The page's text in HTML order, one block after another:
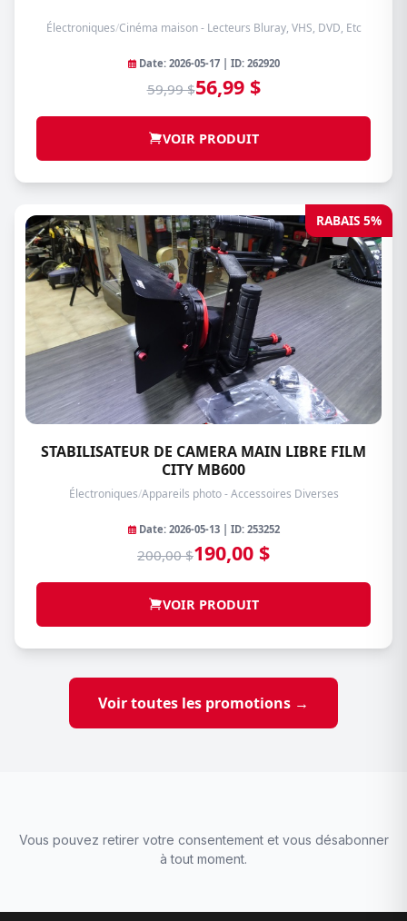
Électroniques/Cinéma maison - Lecteurs Bluray, VHS, DVD, Etc
Date: 2026-05-17 | ID: 262920
59,99 $56,99 $
VOIR PRODUIT
RABAIS 5%
STABILISATEUR DE CAMERA MAIN LIBRE FILM
CITY MB600
Électroniques/Appareils photo - Accessoires Diverses
Date: 2026-05-13 | ID: 253252
200,00 $190,00 $
VOIR PRODUIT
Voir toutes les promotions →
Vous pouvez retirer votre consentement et vous désabonner
à tout moment.